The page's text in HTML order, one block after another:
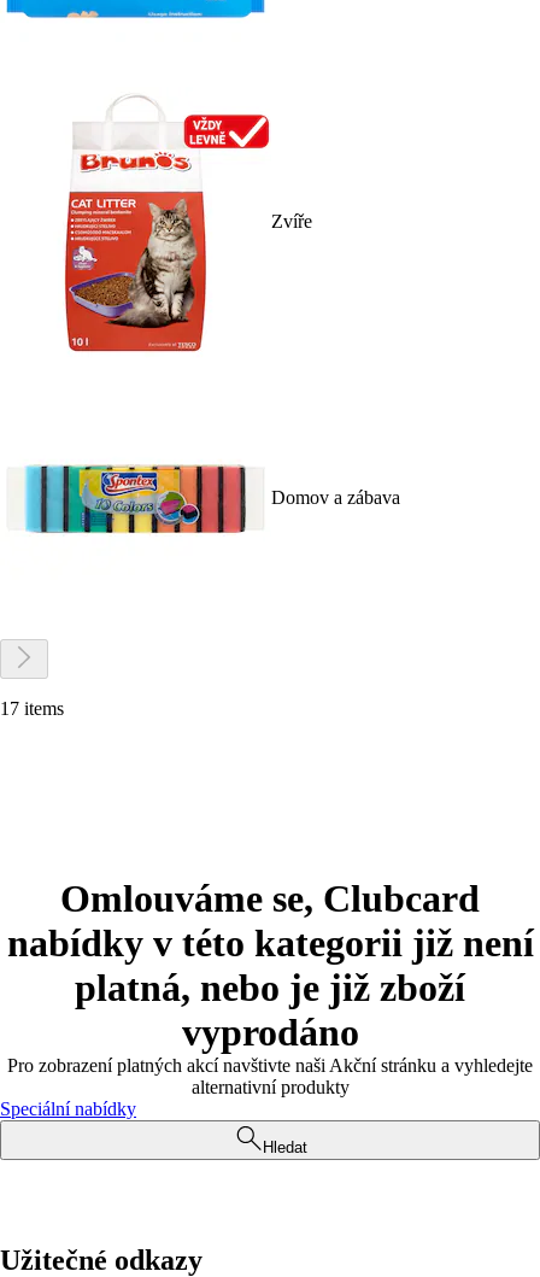
Zvíře
Domov a zábava
17 items
Omlouváme se, Clubcard
nabídky v této kategorii již není
platná, nebo je již zboží
vyprodáno
Pro zobrazení platných akcí navštivte naši Akční stránku a vyhledejte
alternativní produkty
Speciální nabídky
Hledat
Užitečné odkazy